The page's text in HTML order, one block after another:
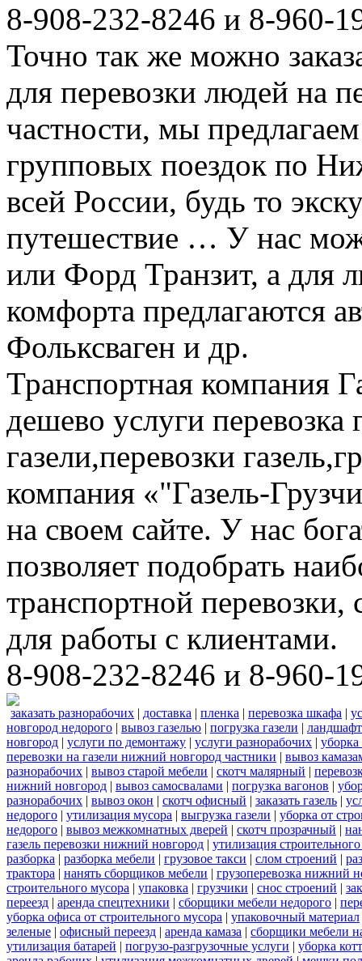
8-908-232-8246 и 8-960-
Точно так же можно
для перевозки людей на
частности, мы
групповых поездок по
всей России, будь то
путешествие … У нас
или Форд Транзит, а для
комфорта предлагаются
Фольксваген и др.
Транспортная компания
дешево услуги перевозка
газели,перевозки
компания «"Газель-
на своем сайте. У нас
позволяет подобрать
транспортной
для работы с клиентами.
8-908-232-8246 и 8-960-
заказать разнорабочих | доставка | пленка | перевозка шкафа |
новгород недорого | вывоз газелью | погрузка газели |
новгород | услуги по демонтажу | услуги разнорабочих |
перевозки на газели нижний новгород частники | вывоз
разнорабочих | вывоз старой мебели | скотч малярный |
нижний новгород | вывоз самосвалами | погрузка вагонов |
разнорабочих | вывоз окон | скотч офисный | заказать газель |
недорого | утилизация мусора | выгрузка газели | уборка от
недорого | вывоз межкомнатных дверей | скотч прозрачный |
газель перевозки нижний новгород | утилизация
разборка | разборка мебели | грузовое такси | слом строений |
трактора | нанять сборщиков мебели | грузоперевозка нижний
строительного мусора | упаковка | грузчики | снос строений |
переезд | аренда спецтехники | сборщики мебели недорого |
уборка офиса от строительного мусора | упаковочный материал
зеленые | офисный переезд | аренда камаза | сборщики мебели
утилизация батарей | погрузо-разгрузочные услуги | уборка